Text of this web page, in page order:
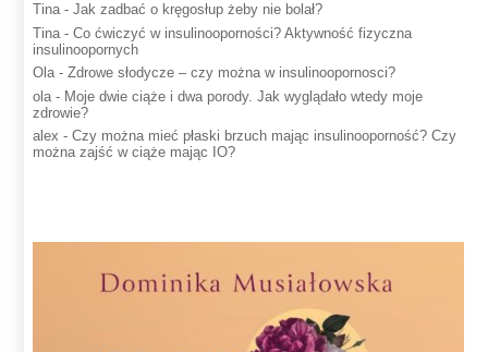
Tina-Jak zadbać o kręgosłup żeby nie bolał?
Tina -Co ćwiczyć w insulinooporności? Aktywność fizyczna
insulinoopornych
Ola-Zdrowe słodycze – czy można w insulinoopornosci?
ola - Moje dwie ciąże i dwa porody. Jak wyglądało wtedy moje
zdrowie?
alex -Czy można mieć płaski brzuch mając insulinooporność? Czy
można zajść w ciąże mając IO?